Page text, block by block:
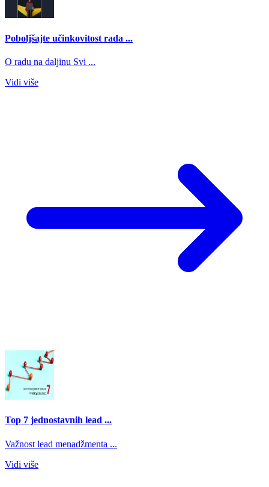
Poboljšajte učinkovitost rada ...
O radu na daljinu Svi ...
Vidi više
Top 7 jednostavnih lead ...
Važnost lead menadžmenta ...
Vidi više